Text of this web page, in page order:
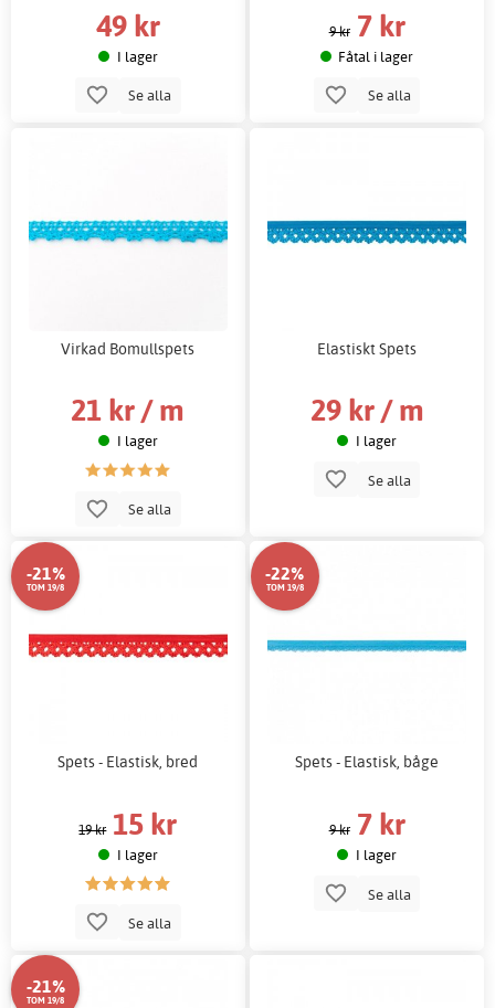
49 kr
I lager
Se alla
9 kr 7 kr
Fåtal i lager
Se alla
Virkad Bomullspets
21 kr / m
I lager
Se alla
Elastiskt Spets
29 kr / m
I lager
Se alla
-21%
TOM 19/8
Spets - Elastisk, bred
19 kr 15 kr
I lager
Se alla
-22%
TOM 19/8
Spets - Elastisk, båge
9 kr 7 kr
I lager
Se alla
-21%
TOM 19/8